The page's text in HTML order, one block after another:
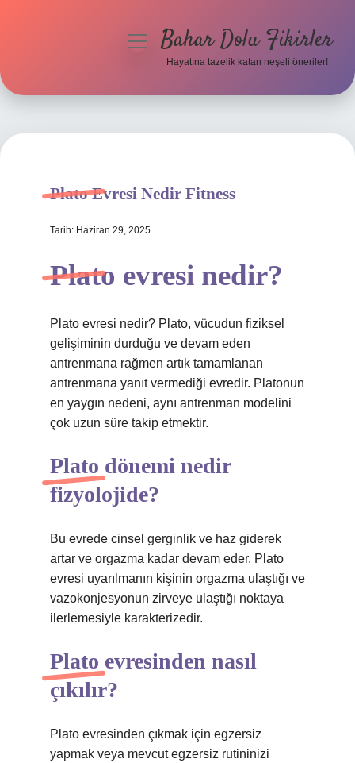
Hakkımızda
menüyüBahar Dolu Fikirler
Hayatına tazelik katan neşeli öneriler!
Plato Evresi Nedir Fitness
Tarih: Haziran 29, 2025
Plato evresi nedir?
Plato evresi nedir? Plato, vücudun fiziksel
gelişiminin durduğu ve devam eden
antrenmana rağmen artık tamamlanan
antrenmana yanıt vermediği evredir. Platonun
en yaygın nedeni, aynı antrenman modelini
çok uzun süre takip etmektir.
Plato dönemi nedir
fizyolojide?
Bu evrede cinsel gerginlik ve haz giderek
artar ve orgazma kadar devam eder. Plato
evresi uyarılmanın kişinin orgazma ulaştığı ve
vazokonjesyonun zirveye ulaştığı noktaya
ilerlemesiyle karakterizedir.
Plato evresinden nasıl
çıkılır?
Plato evresinden çıkmak için egzersiz
yapmak veya mevcut egzersiz rutininizi